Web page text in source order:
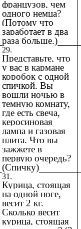
французов, чем
одного немца?
(Потому что
заработает в два
раза больше.)
29.
Представьте, что
у вас в кармане
коробок с одной
спичкой. Вы
вошли ночью в
темную комнату,
где есть свеча,
керосиновая
лампа и газовая
плита. Что вы
зажжете в
первую очередь?
(Спичку)
31.
Курица, стоящая
на одной ноге,
весит 2 кг.
Сколько весит
курица, стоящая